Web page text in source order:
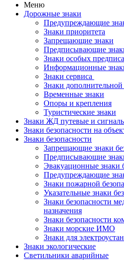
Меню
Дорожные знаки
Предупреждающие
Знаки приоритета
Запрещающие знаки
Предписывающие
Знаки особых
Информационные
Знаки сервиса
Знаки
Временные знаки
Опоры и крепления
Туристические знаки
Знаки ЖД путевые и
Знаки безопасности на
Знаки безопасности
Запрещающие знаки
Предписывающие
Эвакуационные знаки
Предупреждающие
Знаки пожарной
Указательные знаки
Знаки безопасности
назначения
Знаки безопасности
Знаки морские ИМО
Знаки для
Знаки экологические
Светильники аварийные